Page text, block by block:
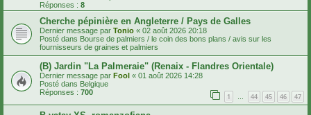
Réponses : 8
Cherche pépinière en Angleterre / Pays de Galles
Dernier message par Tonio « 02 août 2026 20:18
Posté dans Bourse de palmiers / le coin des bons plans / avis sur les
fournisseurs de graines et palmiers
(B) Jardin "La Palmeraie" (Renaix - Flandres Orientale)
Dernier message par Fool « 01 août 2026 14:28
Posté dans Belgique
Réponses : 700 1 44 45 46 47